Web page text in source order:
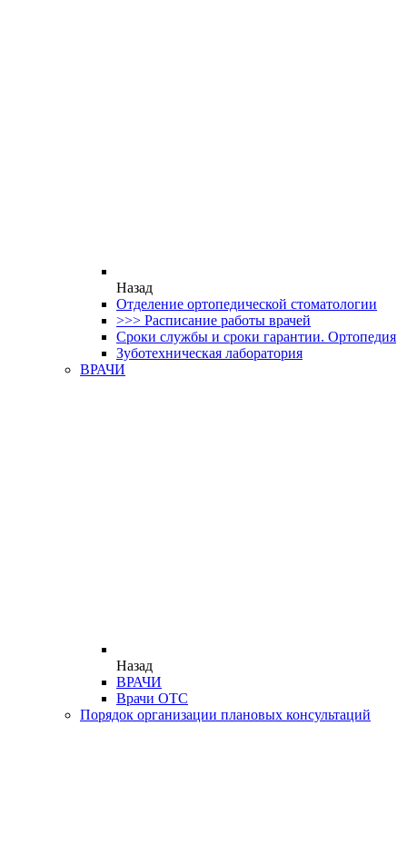
Назад
Отделение ортопедической стоматологии
>>> Расписание работы врачей
Сроки службы и сроки гарантии. Ортопедия
Зуботехническая лаборатория
ВРАЧИ
Назад
ВРАЧИ
Врачи ОТС
Порядок организации плановых консультаций